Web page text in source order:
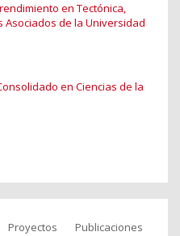
en Tectónica,
Asociados de la Universidad
en Ciencias de la
Proyectos Publicaciones